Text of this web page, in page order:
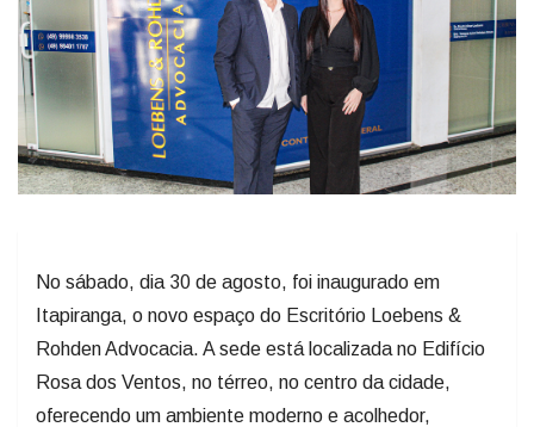
No sábado, dia 30 de agosto, foi inaugurado em
Itapiranga, o novo espaço do Escritório Loebens &
Rohden Advocacia. A sede está localizada no Edifício
Rosa dos Ventos, no térreo, no centro da cidade,
oferecendo um ambiente moderno e acolhedor,